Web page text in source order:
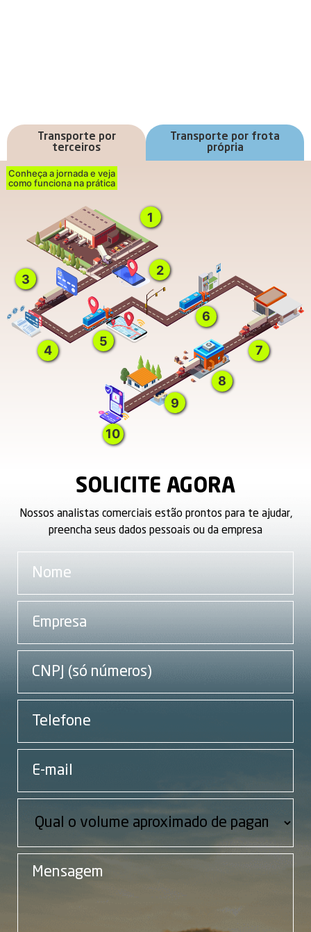
Transporte por
terceiros
Transporte por frota
própria
Conheça a jornada e veja
como funciona na prática
1
2
3
4
5
6
7
8
9
10
SOLICITE AGORA
Nossos analistas comerciais estão prontos para te ajudar,
preencha seus dados pessoais ou da empresa